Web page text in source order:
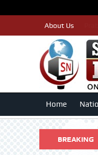
About Us
Home
BREAKING
मतदाताओं का नाम न कटे इसलिए